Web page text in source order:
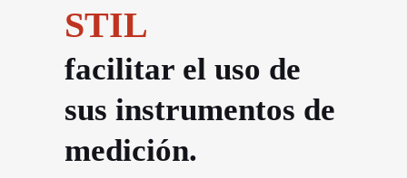
STIL
facilitar el uso de
sus instrumentos de
medición.